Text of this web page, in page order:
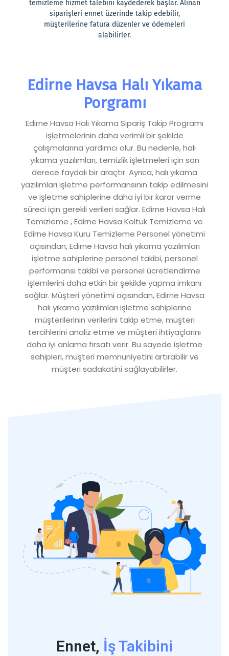
temizleme hizmet talebini kaydederek başlar. Alınan
siparişleri ennet üzerinde takip edebilir,
müşterilerine fatura düzenler ve ödemeleri
alabilirler.
Edirne Havsa Halı Yıkama
Porgramı
Edirne Havsa Halı Yıkama Sipariş Takip Programı
işletmelerinin daha verimli bir şekilde
çalışmalarına yardımcı olur. Bu nedenle, halı
yıkama yazılımları, temizlik işletmeleri için son
derece faydalı bir araçtır. Ayrıca, halı yıkama
yazılımları işletme performansının takip edilmesini
ve işletme sahiplerine daha iyi bir karar verme
süreci için gerekli verileri sağlar. Edirne Havsa Halı
Temizleme , Edirne Havsa Koltuk Temizleme ve
Edirne Havsa Kuru Temizleme Personel yönetimi
açısından, Edirne Havsa halı yıkama yazılımları
işletme sahiplerine personel takibi, personel
performansı takibi ve personel ücretlendirme
işlemlerini daha etkin bir şekilde yapma imkanı
sağlar. Müşteri yönetimi açısından, Edirne Havsa
halı yıkama yazılımları işletme sahiplerine
müşterilerinin verilerini takip etme, müşteri
tercihlerini analiz etme ve müşteri ihtiyaçlarını
daha iyi anlama fırsatı verir. Bu sayede işletme
sahipleri, müşteri memnuniyetini artırabilir ve
müşteri sadakatini sağlayabilirler.
Ennet, İş Takibini